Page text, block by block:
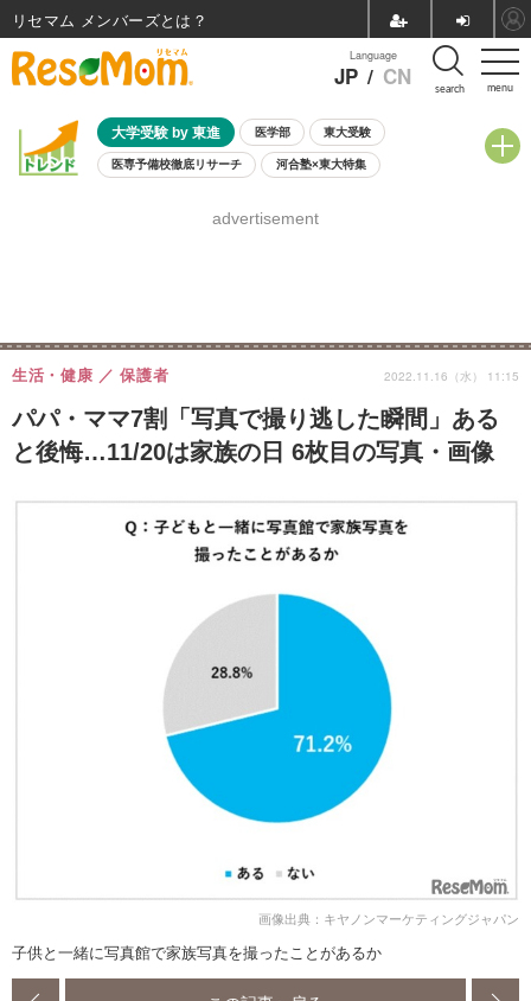
menu
Language
JP / CN search
大学受験 by 東進 医学部 東大受験
医専予備校徹底リサーチ 河合塾×東大特集
8月開催学校説明会・相談会
advertisement
パパ・ママ7割「写真で撮り逃した瞬間」ある
と後悔…11/20は家族の日 6枚目の写真・画像
生活・健康 保護者 2022.11.16（水） 11:15
画像出典：キヤノンマーケティングジャパン
子供と一緒に写真館で家族写真を撮ったことがあるか
リセマム メンバーズ